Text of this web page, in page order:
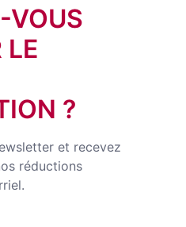
VOUS
LE
?
et recevez
réductions